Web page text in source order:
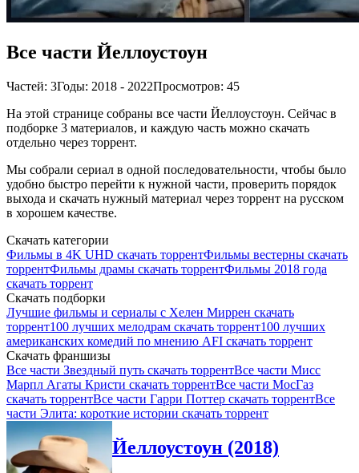
Все части Йеллоустоун
Частей: 3Годы: 2018 - 2022Просмотров: 45
На этой странице собраны все части Йеллоустоун. Сейчас в
подборке 3 материалов, и каждую часть можно скачать
отдельно через торрент.
Мы собрали сериал в одной последовательности, чтобы было
удобно быстро перейти к нужной части, проверить порядок
выхода и скачать нужный материал через торрент на русском
в хорошем качестве.
Скачать категории
Фильмы в 4K UHD скачать торрентФильмы вестерны скачать
торрентФильмы драмы скачать торрентФильмы 2018 года
скачать торрент
Скачать подборки
Лучшие фильмы и сериалы с Хелен Миррен скачать
торрент100 лучших мелодрам скачать торрент100 лучших
американских комедий по мнению AFI скачать торрент
Скачать франшизы
Все части Звездный путь скачать торрентВсе части Мисс
Марпл Агаты Кристи скачать торрентВсе части МосГаз
скачать торрентВсе части Гарри Поттер скачать торрентВсе
части Элита: короткие истории скачать торрент
Йеллоустоун (2018)